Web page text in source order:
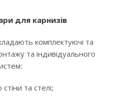
для карнизів
комплектуючі та
та індивідуального
стіни та стелі;